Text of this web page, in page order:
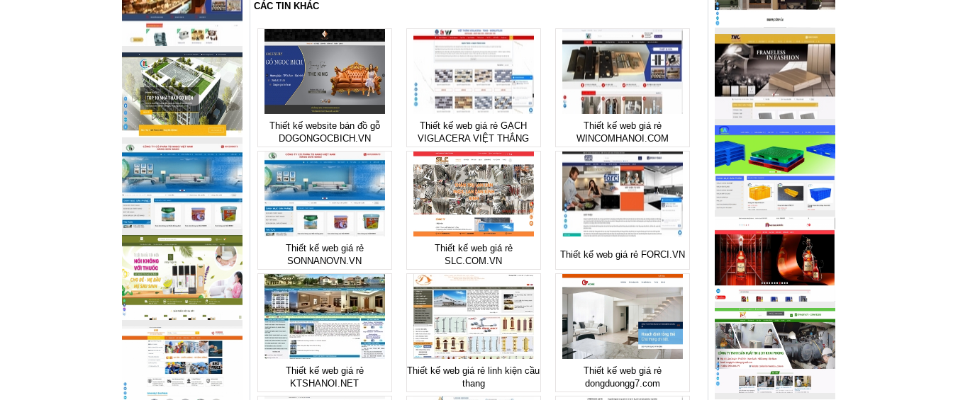
CÁC TIN KHÁC
Thiết kế website bán đồ gỗ
DOGONGOCBICH.VN
Thiết kế web giá rẻ GẠCH
VIGLACERA VIỆT THẮNG
Thiết kế web giá rẻ
WINCOMHANOI.COM
Thiết kế web giá rẻ
SONNANOVN.VN
Thiết kế web giá rẻ
SLC.COM.VN
Thiết kế web giá rẻ FORCI.VN
Thiết kế web giá rẻ
KTSHANOI.NET
Thiết kế web giá rẻ linh kiện cầu
thang
Thiết kế web giá rẻ
dongduongg7.com